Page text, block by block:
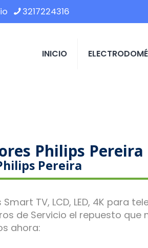
3217224316
INICIO
Philips Pereira
Pereira
TV, LCD, LED, 4K para
de Servicio el repuesto que
ahora: